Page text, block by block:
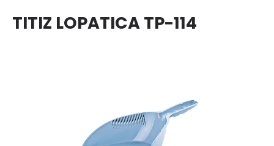
TITIZ LOPATICA TP-114